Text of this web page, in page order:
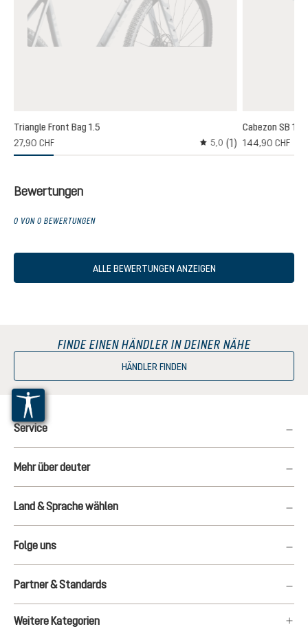
Bewertung von 3 von 5 Sternen
Triangle Front Bag 1.5
27,90 CHF
Durchschnittliche
5,0 (1)
Cabezon SB 16
144,90 CHF
Bewertungen
0 VON 0 BEWERTUNGEN
ALLE BEWERTUNGEN ANZEIGEN
FINDE EINEN HÄNDLER IN DEINER NÄHE
HÄNDLER FINDEN
Service
Mehr über deuter
Land & Sprache wählen
Folge uns
Partner & Standards
Weitere Kategorien